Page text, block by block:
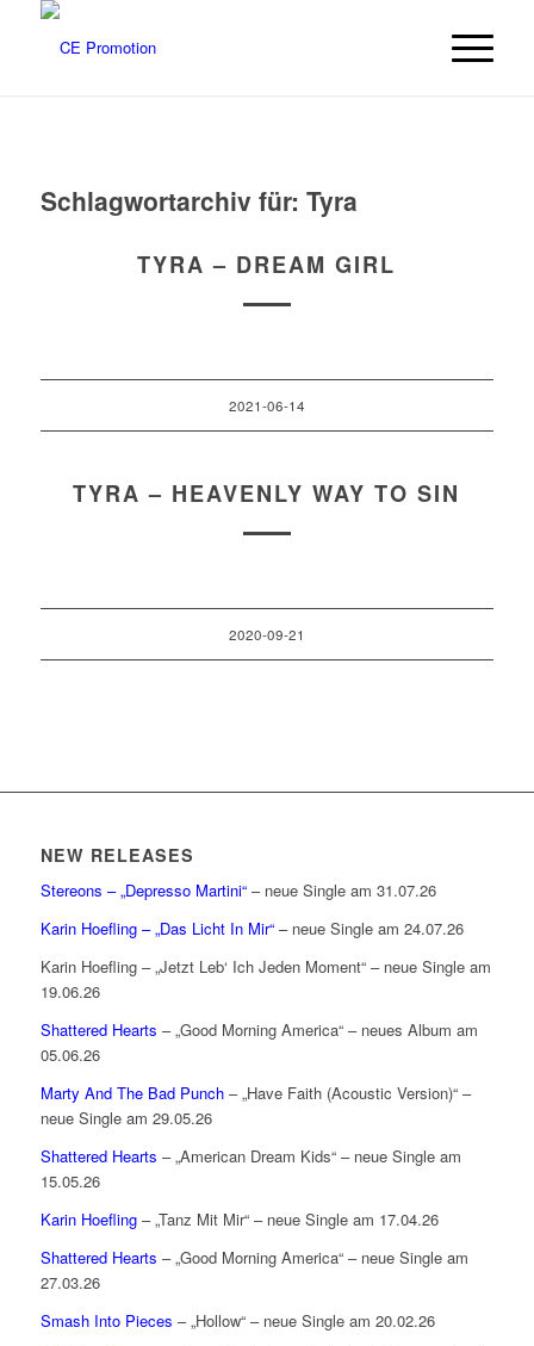
Schlagwortarchiv für: Tyra
TYRA – DREAM GIRL
2021-06-14
TYRA – HEAVENLY WAY TO SIN
2020-09-21
NEW RELEASES
Stereons – „Depresso Martini“– neue Single am 31.07.26
Karin Hoefling – „Das Licht In Mir“– neue Single am 24.07.26
Karin Hoefling – „Jetzt Leb‘ Ich Jeden Moment“ – neue Single am
19.06.26
Shattered Hearts – „Good Morning America“ – neues Album am
05.06.26
Marty And The Bad Punch– „Have Faith (Acoustic Version)“ –
neue Single am 29.05.26
Shattered Hearts – „American Dream Kids“ – neue Single am
15.05.26
Karin Hoefling– „Tanz Mit Mir“ – neue Single am 17.04.26
Shattered Hearts – „Good Morning America“ – neue Single am
27.03.26
Smash Into Pieces – „Hollow“ – neue Single am 20.02.26